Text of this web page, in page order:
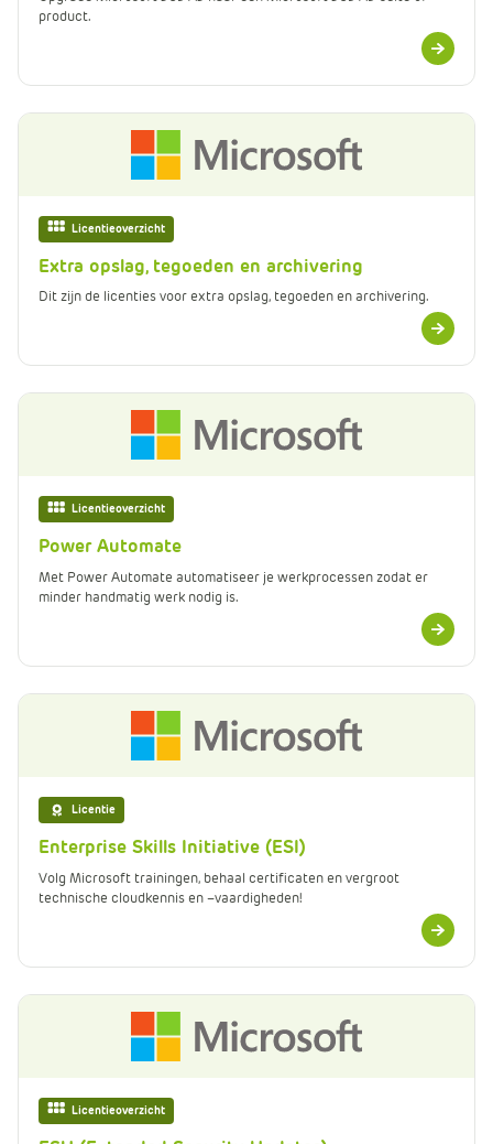
product.
Meer
informatie
Licentieoverzicht
Extra opslag, tegoeden en archivering
Dit zijn de licenties voor extra opslag, tegoeden en archivering.
Meer
informatie
Licentieoverzicht
Power Automate
Met Power Automate automatiseer je werkprocessen zodat er
minder handmatig werk nodig is.
Meer
informatie
Licentie
Enterprise Skills Initiative (ESI)
Volg Microsoft trainingen, behaal certificaten en vergroot
technische cloudkennis en –vaardigheden!
Meer
informatie
Licentieoverzicht